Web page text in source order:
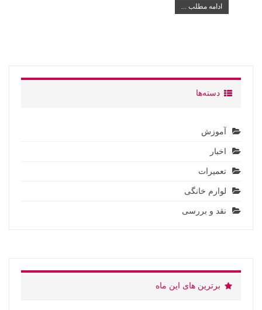
ادامه مطلب ...
دسته‌ها
آموزش
اخبار
تعمیرات
لوارم خانگی
نقد و بررسی
برترین های این ماه